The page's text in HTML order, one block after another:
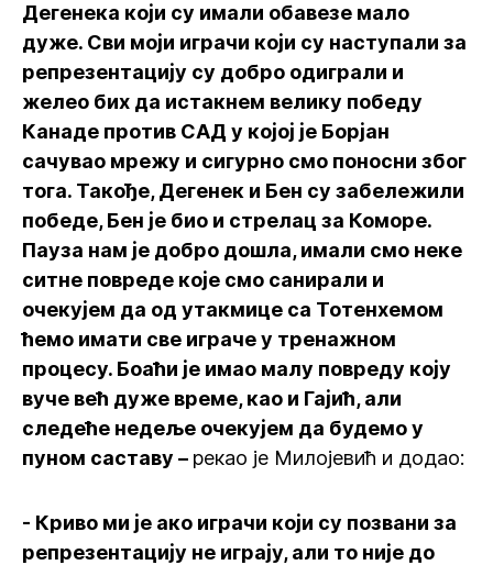
Дегенека који су имали обавезе мало
дуже. Сви моји играчи који су наступали за
репрезентацију су добро одиграли и
желео бих да истакнем велику победу
Канаде против САД у којој је Борјан
сачувао мрежу и сигурно смо поносни због
тога. Такође, Дегенек и Бен су забележили
победе, Бен је био и стрелац за Коморе.
Пауза нам је добро дошла, имали смо неке
ситне повреде које смо санирали и
очекујем да од утакмице са Тотенхемом
ћемо имати све играче у тренажном
процесу. Боаћи је имао малу повреду коју
вуче већ дуже време, као и Гајић, али
следеће недеље очекујем да будемо у
пуном саставу – рекао је Милојевић и додао:
- Криво ми је ако играчи који су позвани за
репрезентацију не играју, али то није до